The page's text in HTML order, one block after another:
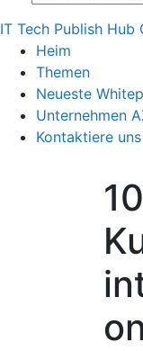
IT Tech Publish Hub
Heim
Themen
Neueste
Unternehmen
Kontaktiere uns